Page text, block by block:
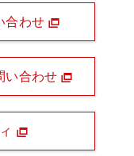
合わせ
い合わせ